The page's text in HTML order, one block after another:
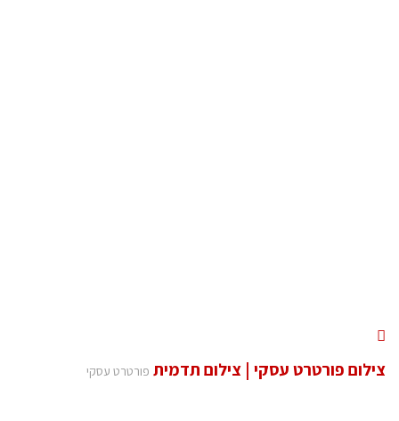
צילום פורטרט עסקי | צילום תדמית פורטרט עסקי